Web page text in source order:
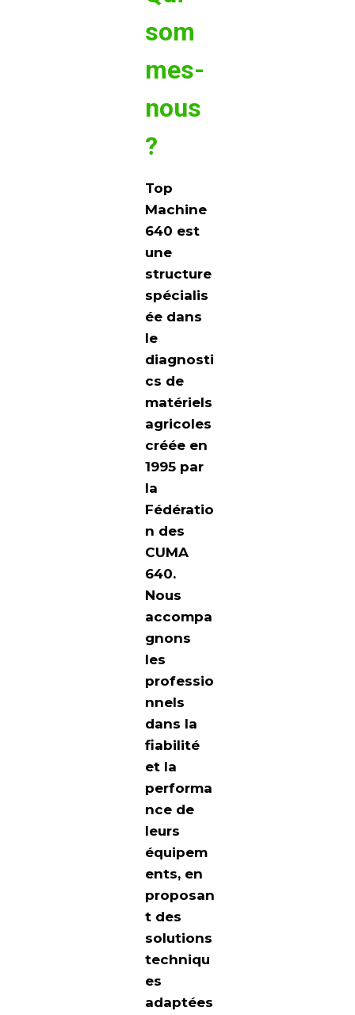
som
mes-
nous
?
Top
Machine
640 est
une
structure
spécialis
ée dans
le
diagnosti
cs de
matériels
agricoles
créée en
1995 par
la
Fédératio
n des
CUMA
640.
Nous
accompa
gnons
les
professio
nnels
dans la
fiabilité
et la
performa
nce de
leurs
équipem
ents, en
proposan
t des
solutions
techniqu
es
adaptées